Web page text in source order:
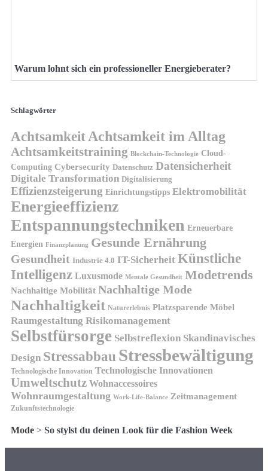
Warum lohnt sich ein professioneller Energieberater?
Schlagwörter
AchtsamkeitAchtsamkeit im Alltag
Achtsamkeitstraining Blockchain-Technologie Cloud-
Computing Cybersecurity Datenschutz Datensicherheit
Digitale Transformation Digitalisierung
Effizienzsteigerung Einrichtungstipps Elektromobilität
Energieeffizienz
Entspannungstechniken Erneuerbare
Energien Finanzplanung Gesunde Ernährung
Gesundheit Industrie 4.0 IT-Sicherheit Künstliche
Intelligenz Luxusmode Mentale Gesundheit Modetrends
Nachhaltige Mobilität Nachhaltige Mode
Nachhaltigkeit Naturerlebnis Platzsparende Möbel
Raumgestaltung Risikomanagement
Selbstfürsorge Selbstreflexion Skandinavisches
Design Stressabbau Stressbewältigung
Technologische Innovation Technologische Innovationen
Umweltschutz Wohnaccessoires
Wohnraumgestaltung Work-Life-Balance Zeitmanagement
Zukunftstechnologie
Mode > So stylst du deinen Look für die Fashion Week